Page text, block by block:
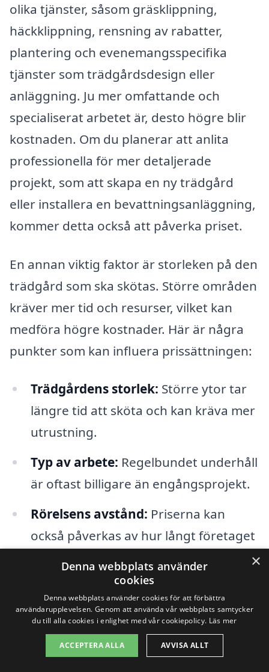
olika tjänster, såsom gräsklippning,
häckklippning, rensning av rabatter,
plantering och evenemangsspecifika
tjänster som trädgårdsdesign eller
anläggning. Ju mer omfattande och
specialiserat arbetet är, desto högre blir
kostnaden. Om du planerar att anlita
professionella för mer detaljerade
projekt, som att skapa en ny trädgård
eller installera en bevattningsanläggning,
kommer detta också att påverka priset.
En annan viktig faktor är storleken på den
trädgård som ska skötas. Större områden
kräver mer tid och resurser, vilket kan
medföra högre kostnader. Här är några
punkter som kan influera prissättningen:
Trädgårdens storlek: Större ytor tar
längre tid att sköta och kan kräva mer
utrustning.
Typ av arbete: Regelbundet underhåll
är oftast billigare än engångsprojekt.
Rörelsens avstånd: Priserna kan
också påverkas av hur långt företaget
Specifika önskemål:Om du har
särskilda önskemål eller krav kan det
också påverka det slutliga priset.
×
Denna webbplats använder
cookies
Denna webbplats använder cookies för att förbättra
användarupplevelsen. Genom att använda vår webbplats samtycker
du till alla cookies i enlighet med vår cookiepolicy. Läs mer
ACCEPTERA ALLA AVVISA ALLT